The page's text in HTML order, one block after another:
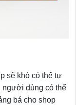
sẽ khó có thể tự
người dùng có thể
bá cho shop